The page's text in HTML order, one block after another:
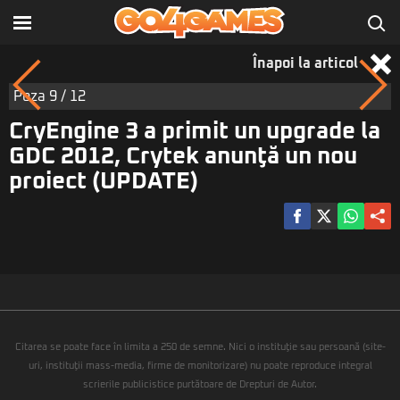
Înapoi la articol
Poza 9 / 12
CryEngine 3 a primit un upgrade la
GDC 2012, Crytek anunţă un nou
proiect (UPDATE)
Citarea se poate face în limita a 250 de semne. Nici o instituţie sau persoană (site-
uri, instituţii mass-media, firme de monitorizare) nu poate reproduce integral
scrierile publicistice purtătoare de Drepturi de Autor.